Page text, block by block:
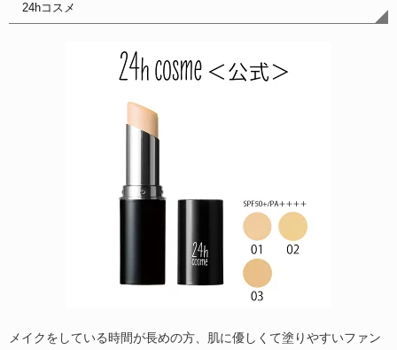
24hコスメ
メイクをしている時間が長めの方、肌に優しくて塗りやすいファン